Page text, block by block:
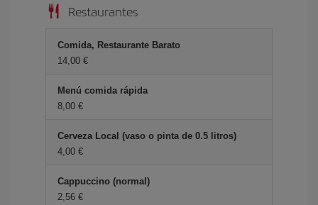
Restaurantes
Comida, Restaurante Barato
14,00 €
Menú comida rápida
8,00 €
Cerveza Local (vaso o pinta de 0.5 litros)
4,00 €
Cappuccino (normal)
2,56 €